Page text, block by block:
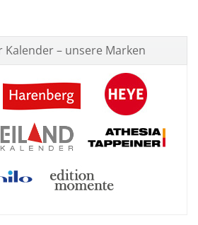
Kalender – unsere Marken